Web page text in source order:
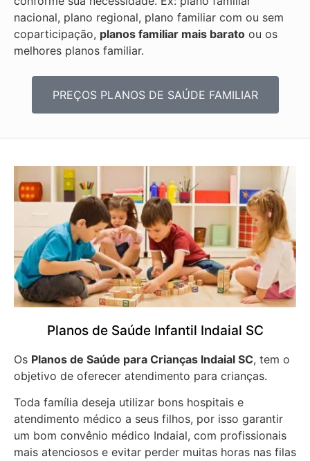
nacional, plano regional, plano familiar com ou sem
coparticipação, planos familiar mais barato ou os
melhores planos familiar.
PREÇOS PLANOS DE SAÚDE FAMILIAR
Planos de Saúde Infantil Indaial SC
Os Planos de Saúde para Crianças Indaial SC, tem o
objetivo de oferecer atendimento para crianças.
Toda família deseja utilizar bons hospitais e
atendimento médico a seus filhos, por isso garantir
um bom convênio médico Indaial, com profissionais
mais atenciosos e evitar perder muitas horas nas filas